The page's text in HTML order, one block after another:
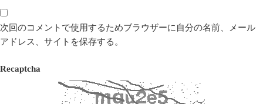
次回のコメントで使用するためブラウザーに自分の名前、メール
アドレス、サイトを保存する。
Recaptcha